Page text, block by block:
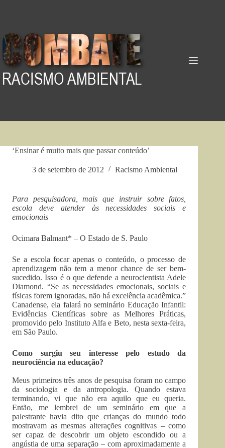
‘Ensinar é muito mais que passar conteúdo’
3 de setembro de 2012 Racismo Ambiental
Para pesquisadora, mais que instruir sobre fatos,
escola deve atender às necessidades sociais e
emocionais
Ocimara Balmant* – O Estado de S. Paulo
Se a escola focar apenas o conteúdo, o processo de
aprendizagem não tem a menor chance de ser bem-
sucedido. Isso é o que defende a neurocientista Adele
Diamond. “Se as necessidades emocionais, sociais e
físicas forem ignoradas, não há excelência acadêmica.”
Canadense, ela falará no seminário Educação Infantil:
Evidências Científicas sobre as Melhores Práticas,
promovido pelo Instituto Alfa e Beto, nesta sexta-feira,
em São Paulo.
Como surgiu seu interesse pelo estudo da
neurociência na educação?
Meus primeiros três anos de pesquisa foram no campo
da sociologia e da antropologia. Quando estava
terminando, vi que não era aquilo que eu queria.
Então, me lembrei de um seminário em que a
palestrante havia dito que crianças do mundo todo
mostravam as mesmas alterações cognitivas – como
ser capaz de descobrir um objeto escondido ou a
angústia de uma separação – com aproximadamente a